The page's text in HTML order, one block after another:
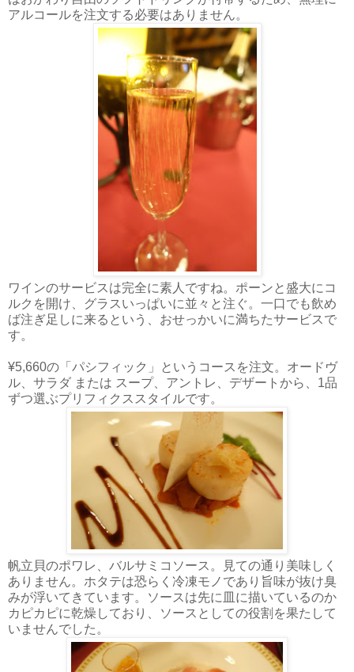
アルコールを注文する必要はありません。
ワインのサービスは完全に素人ですね。ポーンと盛大にコ
ルクを開け、グラスいっぱいに並々と注ぐ。一口でも飲め
ば注ぎ足しに来るという、おせっかいに満ちたサービスで
す。
¥5,660の「パシフィック」というコースを注文。オードヴ
ル、サラダ または スープ、アントレ、デザートから、1品
ずつ選ぶプリフィクススタイルです。
帆立貝のポワレ、バルサミコソース。見ての通り美味しく
ありません。ホタテは恐らく冷凍モノであり旨味が抜け臭
みが浮いてきています。ソースは先に皿に描いているのか
カピカピに乾燥しており、ソースとしての役割を果たして
いませんでした。